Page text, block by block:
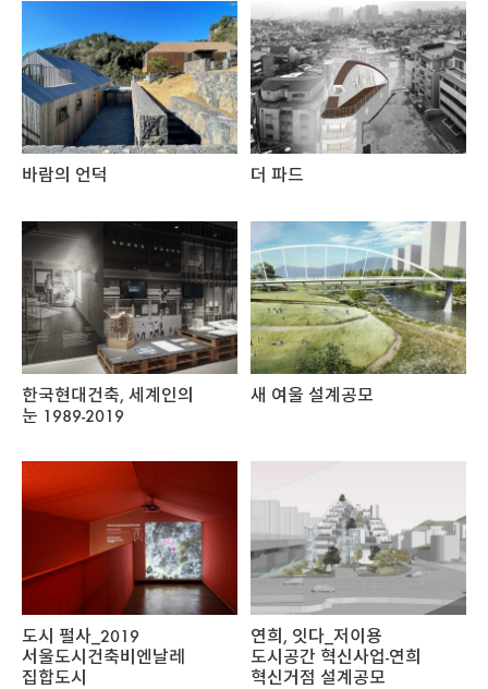
바람의 언덕 더 파드
한국현대건축, 세계인의
눈 1989-2019
새 여울 설계공모
도시 펄사_2019
서울도시건축비엔날레
집합도시
연희, 잇다_저이용
도시공간 혁신사업-연희
혁신거점 설계공모